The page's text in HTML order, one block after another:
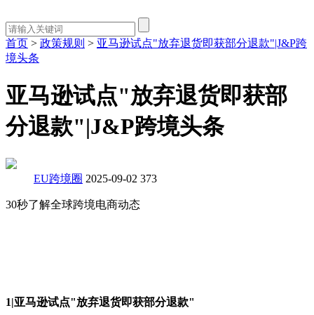
首页 > 政策规则 > 亚马逊试点"放弃退货即获部分退款"|J&P跨
境头条
亚马逊试点"放弃退货即获部
分退款"|J&P跨境头条
EU跨境圈 2025-09-02 373
30秒了解全球跨境电商动态
1|亚马逊试点"放弃退货即获部分退款"